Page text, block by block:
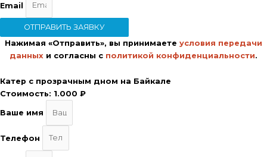
Email
ОТПРАВИТЬ ЗАЯВКУ
Нажимая «Отправить», вы принимаете условия передачи
данных и согласны с политикой конфиденциальности.
Катер с прозрачным дном на Байкале
Стоимость: 1.000 ₽
Ваше имя
Телефон